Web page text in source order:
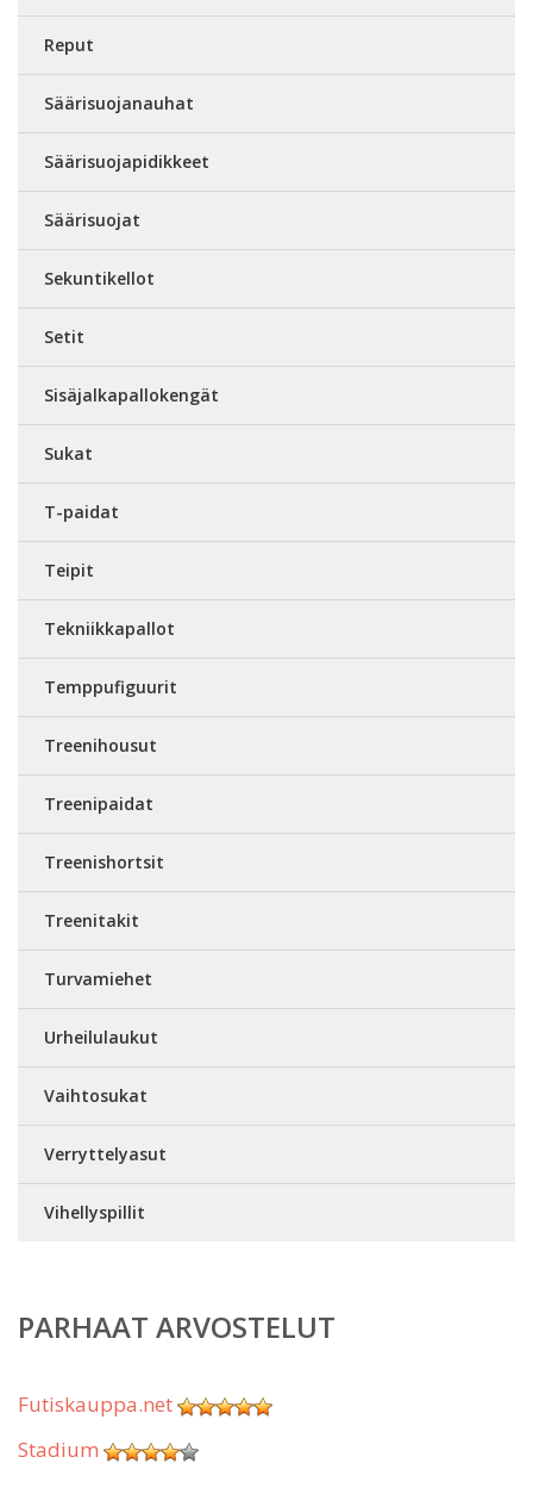
Reput
Säärisuojanauhat
Säärisuojapidikkeet
Säärisuojat
Sekuntikellot
Setit
Sisäjalkapallokengät
Sukat
T-paidat
Teipit
Tekniikkapallot
Temppufiguurit
Treenihousut
Treenipaidat
Treenishortsit
Treenitakit
Turvamiehet
Urheilulaukut
Vaihtosukat
Verryttelyasut
Vihellyspillit
PARHAAT ARVOSTELUT
Futiskauppa.net
Stadium